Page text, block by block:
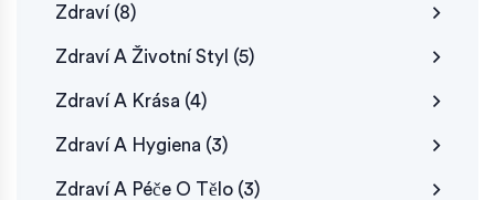
Zdraví (8)
Zdraví A Životní Styl (5)
Zdraví A Krása (4)
Zdraví A Hygiena (3)
Zdraví A Péče O Tělo (3)